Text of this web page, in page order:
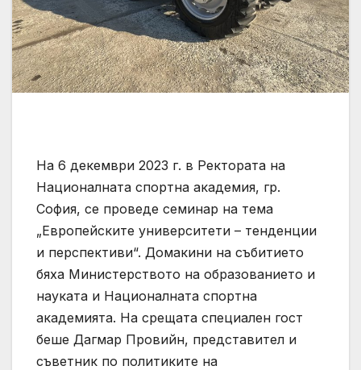
На 6 декември 2023 г. в Ректората на
Националната спортна академия, гр.
София, се проведе семинар на тема
„Европейските университети – тенденции
и перспективи“. Домакини на събитието
бяха Министерството на образованието и
науката и Националната спортна
академията. На срещата специален гост
беше Дагмар Провийн, представител и
съветник по политиките на